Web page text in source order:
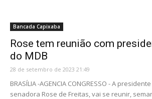
Bancada Capixaba
Rose tem reunião com
do MDB
28 de setembro de 2023 21:49
BRASÍLIA -AGENCIA CONGRESSO - A
senadora Rose de Freitas, vai se reunir,